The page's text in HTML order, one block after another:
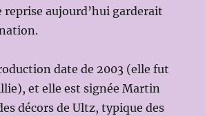
reprise aujourd’hui garderait
date de 2003 (elle fut
et elle est signée Martin
décors de Ultz, typique des